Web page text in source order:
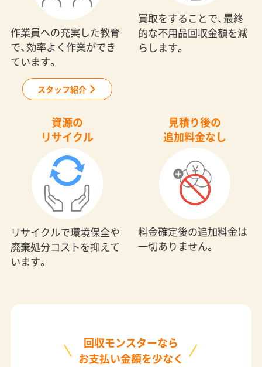
作業員への充実した教育
で、効率よく作業ができ
ています。
スタッフ紹介
買取をすることで、最終
的な不用品回収金額を減
らします。
資源の
リサイクル
リサイクルで環境保全や
廃棄処分コストを抑えて
います。
見積り後の
追加料金なし
料金確定後の追加料金は
一切ありません。
回収モンスターなら
お支払い金額を少なく